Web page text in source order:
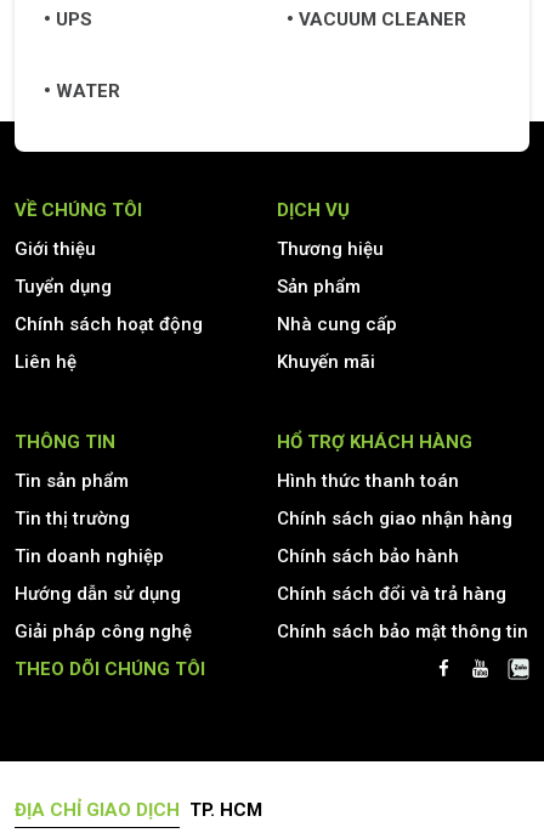
UPS VACUUM CLEANER
WATER
VỀ CHÚNG TÔI
Giới thiệu
Tuyển dụng
Chính sách hoạt động
Liên hệ
DỊCH VỤ
Thương hiệu
Sản phẩm
Nhà cung cấp
Khuyến mãi
THÔNG TIN
Tin sản phẩm
Tin thị trường
Tin doanh nghiệp
Hướng dẫn sử dụng
Giải pháp công nghệ
HỔ TRỢ KHÁCH HÀNG
Hình thức thanh toán
Chính sách giao nhận hàng
Chính sách bảo hành
Chính sách đổi và trả hàng
Chính sách bảo mật thông tin
THEO DÕI CHÚNG TÔI
ĐỊA CHỈ GIAO DỊCH TP. HCM